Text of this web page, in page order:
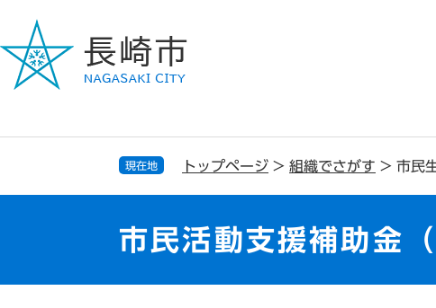
ジ
で
ュ
ば
現在地 トップページ > 組織でさがす > 市民
市民活動支援補助金